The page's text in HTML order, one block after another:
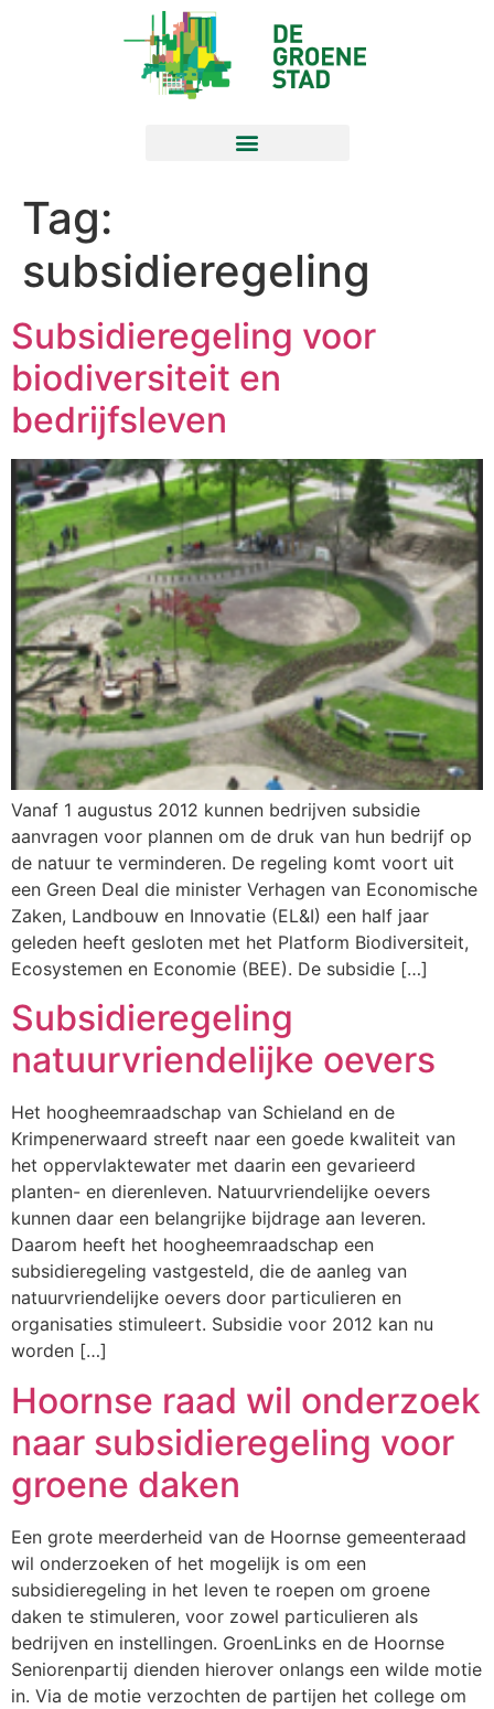
Tag:
subsidieregeling
Subsidieregeling voor
biodiversiteit en
bedrijfsleven
Vanaf 1 augustus 2012 kunnen bedrijven subsidie
aanvragen voor plannen om de druk van hun bedrijf op
de natuur te verminderen. De regeling komt voort uit
een Green Deal die minister Verhagen van Economische
Zaken, Landbouw en Innovatie (EL&I) een half jaar
geleden heeft gesloten met het Platform Biodiversiteit,
Ecosystemen en Economie (BEE). De subsidie […]
Subsidieregeling
natuurvriendelijke oevers
Het hoogheemraadschap van Schieland en de
Krimpenerwaard streeft naar een goede kwaliteit van
het oppervlaktewater met daarin een gevarieerd
planten- en dierenleven. Natuurvriendelijke oevers
kunnen daar een belangrijke bijdrage aan leveren.
Daarom heeft het hoogheemraadschap een
subsidieregeling vastgesteld, die de aanleg van
natuurvriendelijke oevers door particulieren en
organisaties stimuleert. Subsidie voor 2012 kan nu
worden […]
Hoornse raad wil onderzoek
naar subsidieregeling voor
groene daken
Een grote meerderheid van de Hoornse gemeenteraad
wil onderzoeken of het mogelijk is om een
subsidieregeling in het leven te roepen om groene
daken te stimuleren, voor zowel particulieren als
bedrijven en instellingen. GroenLinks en de Hoornse
Seniorenpartij dienden hierover onlangs een wilde motie
in. Via de motie verzochten de partijen het college om